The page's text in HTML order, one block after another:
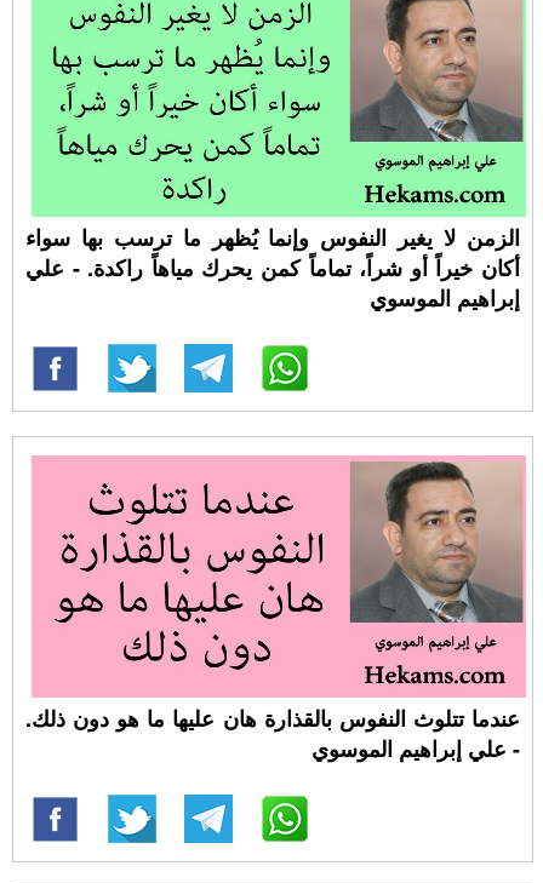
الزمن لا يغير النفوس وإنما يُظهر ما ترسب بها سواء
أكان خيراً أو شراً، تماماً كمن يحرك مياهاً راكدة. - علي
إبراهيم الموسوي
عندما تتلوث النفوس بالقذارة هان عليها ما هو دون ذلك.
- علي إبراهيم الموسوي